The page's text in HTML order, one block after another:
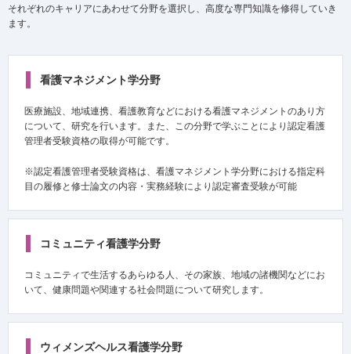
それぞれのキャリアにあわせて分野を選択し、高度な専門知識を修得していき
ます。
看護マネジメント学分野
医療施設、地域連携、看護教育などにおける看護マネジメントのあり方
について、研究を行います。また、この分野で学ぶことにより認定看護
管理者受験資格の取得が可能です。
※認定看護管理者受験資格は、看護マネジメント学分野における指定科
目の履修と修士論文の内容・実務経験により認定審査受験が可能
コミュニティ看護学分野
コミュニティで生活するあらゆる人、その家族、地域の諸機関などにお
いて、健康問題や関連する社会問題について研究します。
ウィメンズヘルス看護学分野